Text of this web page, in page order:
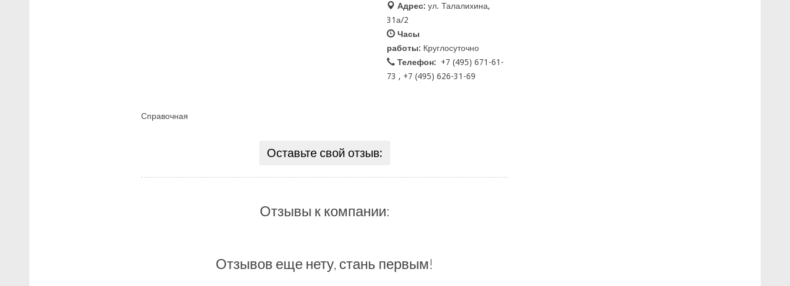
Адрес: ул. Талалихина,
31а/2
Часы
работы: Круглосуточно
Телефон:
+7 (495) 671-61-
73 , +7 (495) 626-31-69
Справочная
Оставьте свой отзыв:
Отзывы к компании:
Отзывов еще нету, стань первым!